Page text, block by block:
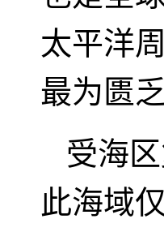
太平洋
最为匮
受海
此海域